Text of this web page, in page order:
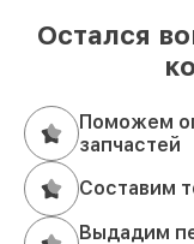
Остался
Поможем
запчастей
Составим
Выдадим